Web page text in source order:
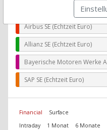
Myers Industries (Börse
Airbus SE (Echtzeit Euro)
Allianz SE (Echtzeit Euro)
Bayerische Motoren Werke
SAP SE (Echtzeit Euro)
Financial
Surface
Intraday
1 Monat 6 Monate